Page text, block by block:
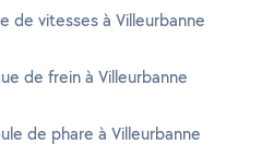
de vitesses à Villeurbanne
de frein à Villeurbanne
de phare à Villeurbanne